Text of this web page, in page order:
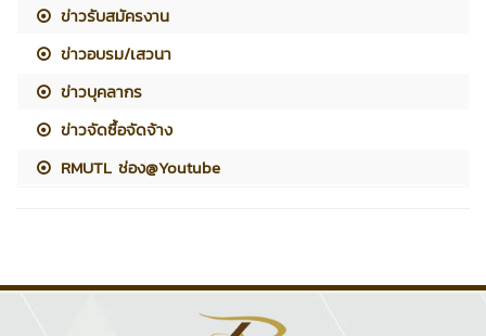
ข่าวรับสมัครงาน
ข่าวอบรม/เสวนา
ข่าวบุคลากร
ข่าวจัดซื้อจัดจ้าง
RMUTL ช่อง@Youtube